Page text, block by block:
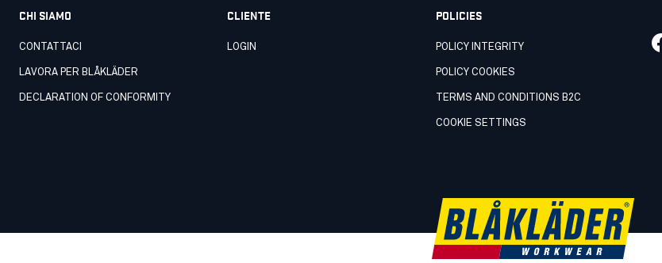
CHI SIAMO
CONTATTACI
LAVORA PER BLÅKLÄDER
DECLARATION OF CONFORMITY
CLIENTE
LOGIN
POLICIES
POLICY INTEGRITY
POLICY COOKIES
TERMS AND CONDITIONS B2C
COOKIE SETTINGS